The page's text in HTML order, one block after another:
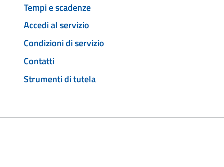
Tempi e scadenze
Accedi al servizio
Condizioni di servizio
Contatti
Strumenti di tutela